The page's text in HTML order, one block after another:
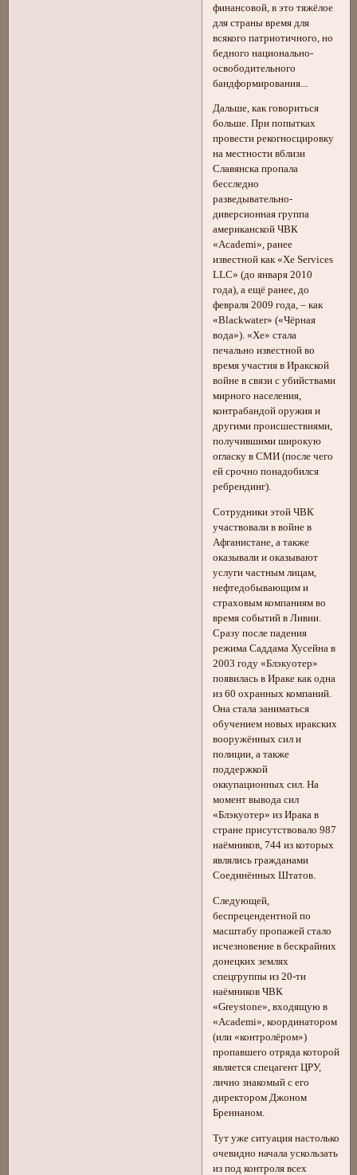
финансовой, в это тяжёлое
для страны время для
всякого патриотичного, но
бедного национально-
освободительного
бандформирования...
Дальше, как говориться
больше. При попытках
провести рекогносцировку
на местности вблизи
Славянска пропала
бесследно
разведывательно-
диверсионная группа
американской ЧВК
«Academi», ранее
известной как «Xe Services
LLC» (до января 2010
года), а ещё ранее, до
февраля 2009 года, – как
«Blackwater» («Чёрная
вода»). «Xe» стала
печально известной во
время участия в Иракской
войне в связи с убийствами
мирного населения,
контрабандой оружия и
другими происшествиями,
получившими широкую
огласку в СМИ (после чего
ей срочно понадобился
ребрендинг).
Сотрудники этой ЧВК
участвовали в войне в
Афганистане, а также
оказывали и оказывают
услуги частным лицам,
нефтедобывающим и
страховым компаниям во
время событий в Ливии.
Сразу после падения
режима Саддама Хусейна в
2003 году «Блэкуотер»
появилась в Ираке как одна
из 60 охранных компаний.
Она стала заниматься
обучением новых иракских
вооружённых сил и
полиции, а также
поддержкой
оккупационных сил. На
момент вывода сил
«Блэкуотер» из Ирака в
стране присутствовало 987
наёмников, 744 из которых
являлись гражданами
Соединённых Штатов.
Следующей,
беспрецендентной по
масштабу пропажей стало
исчезновение в бескрайних
донецких землях
спецгруппы из 20-ти
наёмников ЧВК
«Greystone», входящую в
«Academi», координатором
(или «контролёром»)
пропавшего отряда которой
является спецагент ЦРУ,
лично знакомый с его
директором Джоном
Бреннаном.
Тут уже ситуация настолько
очевидно начала ускользать
из под контроля всех